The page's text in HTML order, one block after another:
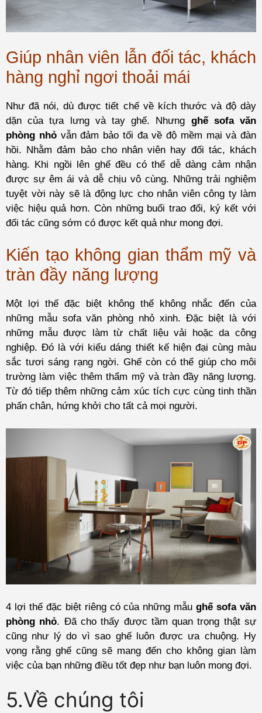
Giúp nhân viên lẫn đối tác, khách
hàng nghỉ ngơi thoải mái
Như đã nói, dù được tiết chế về kích thước và độ dày
dặn của tựa lưng và tay ghế. Nhưng ghế sofa văn
phòng nhỏvẫn đảm bảo tối đa về độ mềm mại và đàn
hồi. Nhằm đảm bảo cho nhân viên hay đối tác, khách
hàng. Khi ngồi lên ghế đều có thể dễ dàng cảm nhận
được sự êm ái và dễ chịu vô cùng. Những trải nghiệm
tuyệt vời này sẽ là động lực cho nhân viên công ty làm
việc hiệu quả hơn. Còn những buổi trao đổi, ký kết với
đối tác cũng sớm có được kết quả như mong đợi.
Kiến tạo không gian thẩm mỹ và
tràn đầy năng lượng
Một lợi thế đặc biệt không thể không nhắc đến của
những mẫu sofa văn phòng nhỏ xinh. Đặc biệt là với
những mẫu được làm từ chất liệu vải hoặc da công
nghiệp. Đó là với kiểu dáng thiết kế hiện đại cùng màu
sắc tươi sáng rạng ngời. Ghế còn có thể giúp cho môi
trường làm việc thêm thẩm mỹ và tràn đầy năng lượng.
Từ đó tiếp thêm những cảm xúc tích cực cùng tinh thần
phấn chân, hứng khởi cho tất cả mọi người.
4 lợi thế đặc biệt riêng có của những mẫughế sofa văn
phòng nhỏ. Đã cho thấy được tầm quan trọng thật sự
cũng như lý do vì sao ghế luôn được ưa chuộng. Hy
vọng rằng ghế cũng sẽ mang đến cho không gian làm
việc của bạn những điều tốt đẹp như bạn luôn mong đợi.
5.Về chúng tôi